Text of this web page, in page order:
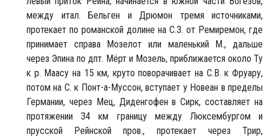
между итал. Бельген и Дрюмон тремя источниками,
протекает по романской долине на С.З. от Ремиремон, где
принимает справа Мозелот или маленький М., дальше
через Эпина по дпт. Мёрт и Мозель, приближается около Ту
к р. Маасу на 15 км, круто поворачивает на С.В. к Фруару,
потом на С. к Понт-а-Муссон, вступает у Новеан в пределы
Германии, через Мец, Диденгофен в Сирк, составляет на
протяжении 34 км границу между Люксембургом и
прусской Рейнской пров., протекает через Трир,